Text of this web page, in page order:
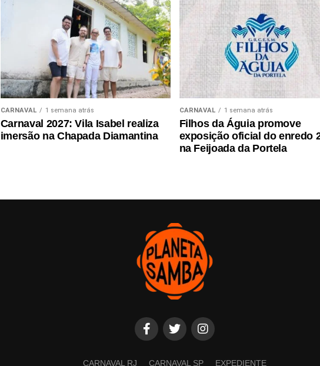
CARNAVAL 1 semana atrás
Carnaval 2027: Vila Isabel realiza
imersão na Chapada Diamantina
CARNAVAL 1 semana atrás
Filhos da Águia promove
exposição oficial do enredo
na Feijoada da Portela
CARNAVAL RJ CARNAVAL SP EXPEDIENTE